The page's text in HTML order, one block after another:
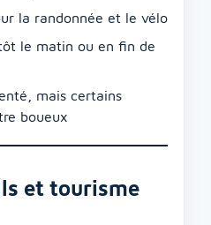
la randonnée et le vélo
le matin ou en fin de
mais certains
boueux
et tourisme